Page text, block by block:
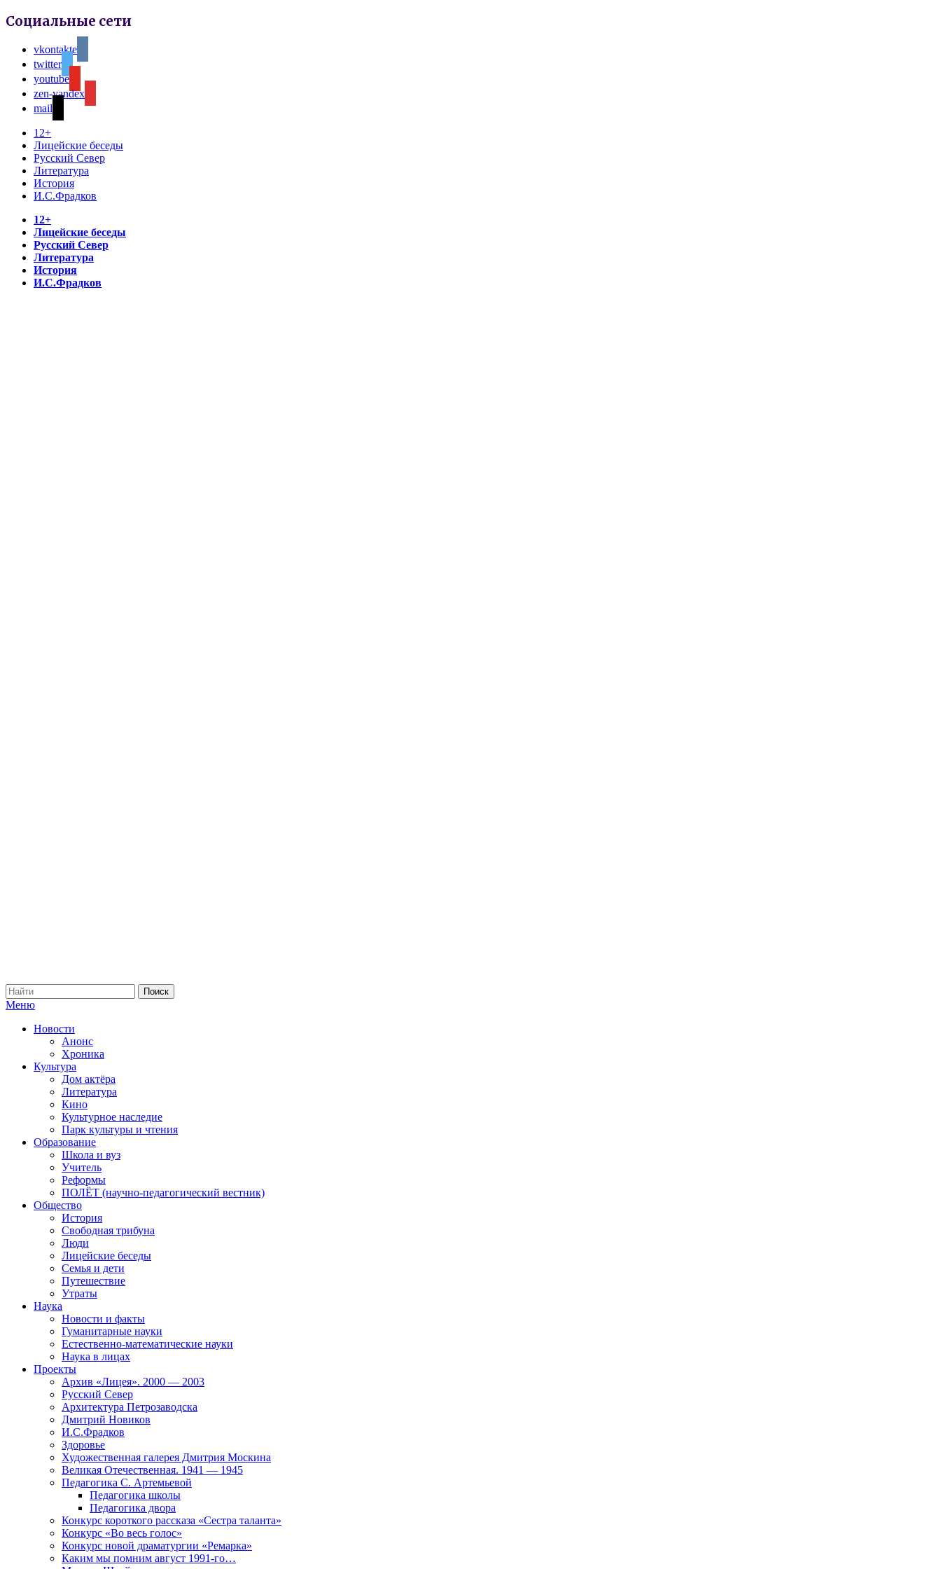
Социальные сети
vkontakte
twitter
youtube
zen-yandex
mail
12+
Лицейские беседы
Русский Север
Литература
История
И.С.Фрадков
12+
Лицейские беседы
Русский Север
Литература
История
И.С.Фрадков
Меню
Новости
Анонс
Хроника
Культура
Дом актёра
Литература
Кино
Культурное наследие
Парк культуры и чтения
Образование
Школа и вуз
Учитель
Реформы
ПОЛЁТ (научно-педагогический вестник)
Общество
История
Свободная трибуна
Люди
Лицейские беседы
Семья и дети
Путешествие
Утраты
Наука
Новости и факты
Гуманитарные науки
Естественно-математические науки
Наука в лицах
Проекты
Архив «Лицея». 2000 — 2003
Русский Север
Архитектура Петрозаводска
Дмитрий Новиков
И.С.Фрадков
Здоровье
Художественная галерея Дмитрия Москина
Великая Отечественная. 1941 — 1945
Педагогика С. Артемьевой
Педагогика школы
Педагогика двора
Конкурс короткого рассказа «Сестра таланта»
Конкурс «Во весь голос»
Конкурс новой драматургии «Ремарка»
Каким мы помним август 1991-го…